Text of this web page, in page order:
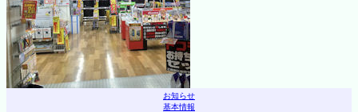
お知らせ
基本情報